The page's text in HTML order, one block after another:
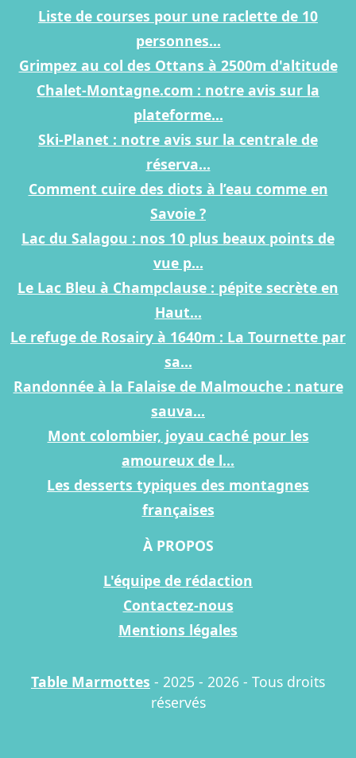
Liste de courses pour une raclette de 10
personnes...
Grimpez au col des Ottans à 2500m d'altitude
Chalet-Montagne.com : notre avis sur la
plateforme...
Ski-Planet : notre avis sur la centrale de
réserva...
Comment cuire des diots à l’eau comme en
Savoie ?
Lac du Salagou : nos 10 plus beaux points de
vue p...
Le Lac Bleu à Champclause : pépite secrète en
Haut...
Le refuge de Rosairy à 1640m : La Tournette par
sa...
Randonnée à la Falaise de Malmouche : nature
sauva...
Mont colombier, joyau caché pour les
amoureux de l...
Les desserts typiques des montagnes
françaises
À PROPOS
L'équipe de rédaction
Contactez-nous
Mentions légales
Table Marmottes - 2025 - 2026 - Tous droits
réservés